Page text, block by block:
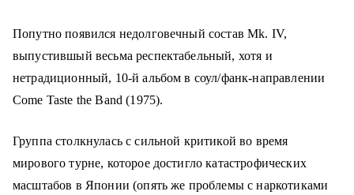
Попутно появился недолговечный состав Мk. IV,
выпустившый весьма респектабельный, хотя и
нетрадиционный, 10-й альбом в соул/фанк-направлении
Come Taste the Band (1975).
Группа столкнулась с сильной критикой во время
мирового турне, которое достигло катастрофических
масштабов в Японии (опять же проблемы с наркотиками